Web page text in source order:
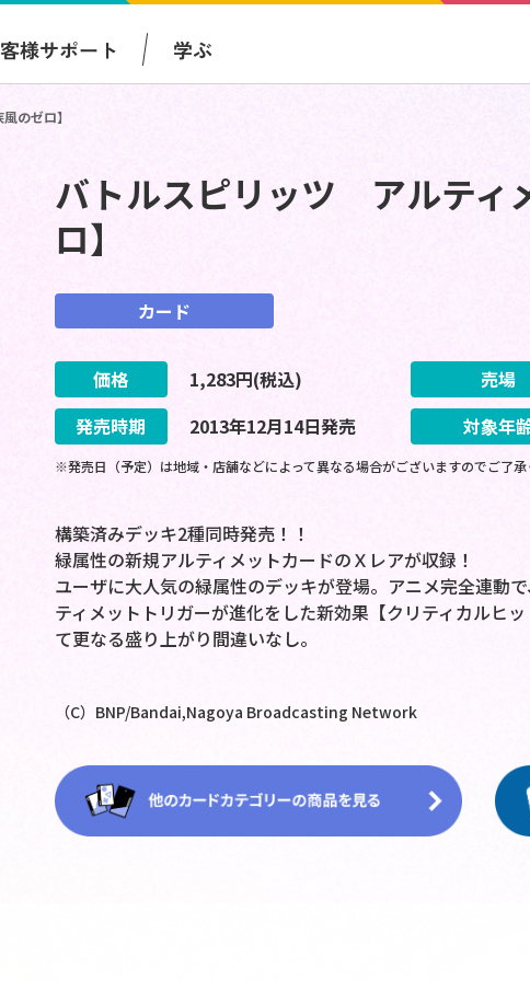
様サポート 学ぶ
のゼロ】
バトルスピリッツ アルティ
ロ】
カード
価格 1,283円(税込) 売場
発売時期
2013年12月14日発売 対象年
※発売日（予定）は地域・店舗などによって異なる場合がございますのでご了承
構築済みデッキ2種同時発売！！
緑属性の新規アルティメットカードのＸレアが収録！
ユーザに大人気の緑属性のデッキが登場。アニメ完全連動
ティメットトリガーが進化をした新効果【クリティカルヒ
て更なる盛り上がり間違いなし。
（C）BNP/Bandai,Nagoya Broadcasting Network